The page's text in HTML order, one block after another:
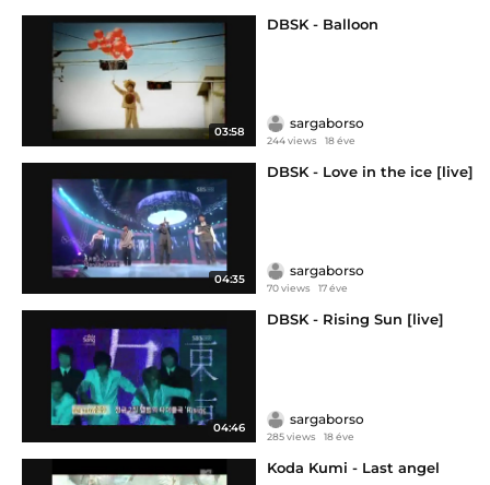
03:58
DBSK - Balloon
sargaborso
244 views 18 éve
04:35
DBSK - Love in the ice [live]
sargaborso
70 views 17 éve
04:46
DBSK - Rising Sun [live]
sargaborso
285 views 18 éve
Koda Kumi - Last angel